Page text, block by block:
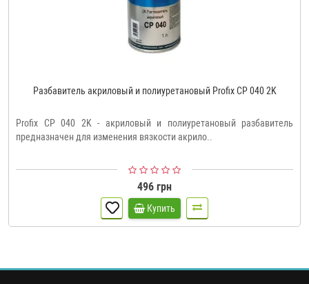
Разбавитель акриловый и полиуретановый Profix CP 040 2K
Profix CP 040 2K - акриловый и полиуретановый разбавитель
предназначен для изменения вязкости акрило..
496 грн
Купить